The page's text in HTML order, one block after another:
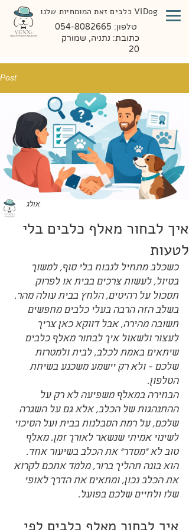
כתובת: נתניה, שמורק
20
טלפון: 054-8082665
VIDog כלבים זאת המומחיות שלנו
Post
איך לבחור מאלף כלבים בלי
לטעות
אולג
כשכלב מתחיל לנבוח בלי סוף, למשוך
בטיול, לעשות צרכים בבית או לפרוק
תסכול על רהיטים, הלחץ בבית עולה מהר.
בשלב הזה הרבה בעלי כלבים מחפשים
תשובה מהירה, אבל דווקא כאן צריך
לעצור ולשאול איך לבחור מאלף כלבים
שיתאים באמת לכלב, לבית ולמטרות
שלכם - ולא רק יישמע משכנע בשיחת
הטלפון.
הבחירה במאלף משפיעה לא רק על
ההתנהגות של הכלב, אלא גם על השגרה
שלכם, על רמת הסבלנות בבית ועל הסיכוי
לשינוי אמיתי שנשאר לאורך זמן. מאלף
טוב לא "מסדר" את הכלב בשיעור אחד.
הוא בונה תהליך ברור, מלמד אתכם לקרוא
את הכלב נכון, ומתאים את הדרך לאופי
שלו ולחיים שלכם בפועל.
איך לבחור מאלף כלבים לפי